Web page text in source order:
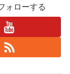
ォローする